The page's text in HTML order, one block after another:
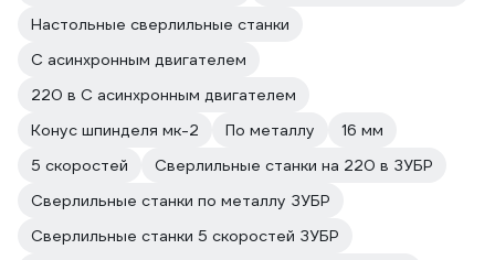
Настольные сверлильные станки
С асинхронным двигателем
220 в С асинхронным двигателем
Конус шпинделя мк-2
По металлу
16 мм
5 скоростей
Сверлильные станки на 220 в ЗУБР
Сверлильные станки по металлу ЗУБР
Сверлильные станки 5 скоростей ЗУБР